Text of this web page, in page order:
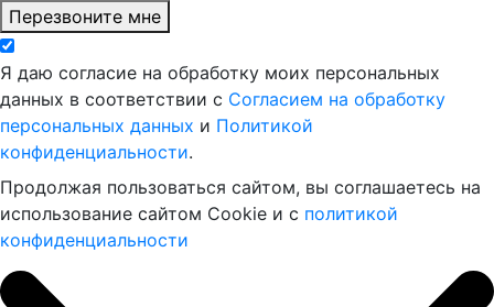
Перезвоните мне
Я даю согласие на обработку моих персональных
данных в соответствии с Согласием на обработку
персональных данных и Политикой
конфиденциальности.
Продолжая пользоваться сайтом, вы соглашаетесь на
использование сайтом Cookie и с политикой
конфиденциальности